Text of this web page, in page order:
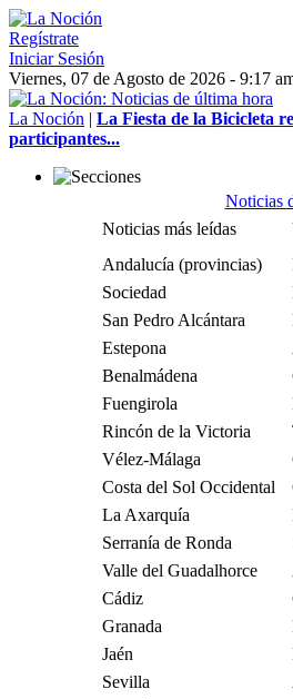
Regístrate
Iniciar Sesión
Viernes, 07 de Agosto de 2026 - 9:17
La Noción | La Fiesta de la Bicicleta
participantes...
Noticias
Noticias más leídas
Andalucía (provincias)
Sociedad
San Pedro Alcántara
Estepona
Benalmádena
Fuengirola
Rincón de la Victoria
Vélez-Málaga
Costa del Sol Occidental
La Axarquía
Serranía de Ronda
Valle del Guadalhorce
Cádiz
Granada
Jaén
Sevilla